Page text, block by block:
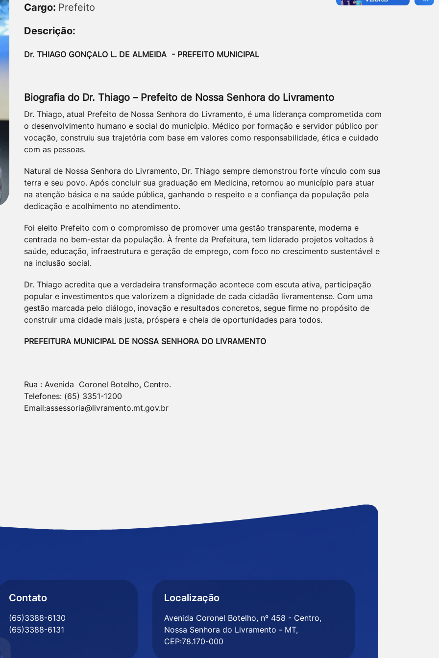
Cargo: Prefeito
Descrição:
Dr. THIAGO GONÇALO L. DE ALMEIDA - PREFEITO MUNICIPAL
Biografia do Dr. Thiago – Prefeito de Nossa Senhora do Livramento
Dr. Thiago, atual Prefeito de Nossa Senhora do Livramento, é uma liderança comprometida com
o desenvolvimento humano e social do município. Médico por formação e servidor público por
vocação, construiu sua trajetória com base em valores como responsabilidade, ética e cuidado
com as pessoas.
Natural de Nossa Senhora do Livramento, Dr. Thiago sempre demonstrou forte vínculo com sua
terra e seu povo. Após concluir sua graduação em Medicina, retornou ao município para atuar
na atenção básica e na saúde pública, ganhando o respeito e a confiança da população pela
dedicação e acolhimento no atendimento.
Foi eleito Prefeito com o compromisso de promover uma gestão transparente, moderna e
centrada no bem-estar da população. À frente da Prefeitura, tem liderado projetos voltados à
saúde, educação, infraestrutura e geração de emprego, com foco no crescimento sustentável e
na inclusão social.
Dr. Thiago acredita que a verdadeira transformação acontece com escuta ativa, participação
popular e investimentos que valorizem a dignidade de cada cidadão livramentense. Com uma
gestão marcada pelo diálogo, inovação e resultados concretos, segue firme no propósito de
construir uma cidade mais justa, próspera e cheia de oportunidades para todos.
PREFEITURA MUNICIPAL DE NOSSA SENHORA DO LIVRAMENTO
Rua : Avenida Coronel Botelho, Centro.
Telefones: (65) 3351-1200
Email:assessoria@livramento.mt.gov.br
Contato
(65)3388-6130
(65)3388-6131
Localização
Avenida Coronel Botelho, nº 458 - Centro,
Nossa Senhora do Livramento - MT,
CEP:78.170-000